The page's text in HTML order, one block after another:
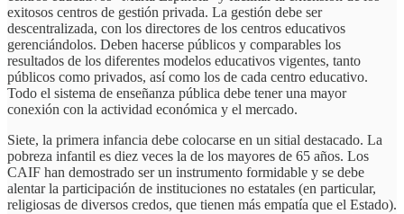
exitosos centros de gestión privada. La gestión debe ser
descentralizada, con los directores de los centros educativos
gerenciándolos. Deben hacerse públicos y comparables los
resultados de los diferentes modelos educativos vigentes, tanto
públicos como privados, así como los de cada centro educativo.
Todo el sistema de enseñanza pública debe tener una mayor
conexión con la actividad económica y el mercado.
Siete, la primera infancia debe colocarse en un sitial destacado. La
pobreza infantil es diez veces la de los mayores de 65 años. Los
CAIF han demostrado ser un instrumento formidable y se debe
alentar la participación de instituciones no estatales (en particular,
religiosas de diversos credos, que tienen más empatía que el Estado).